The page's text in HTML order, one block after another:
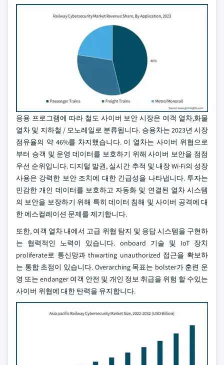
응용 프로그램에 따라 철도 사이버 보안 시장은 여객 열차,화물
열차 및 지하철 / 모노레일로 분류됩니다. 승용차는 2023년 시장
점유율의 약 46%를 차지했습니다. 이 열차는 사이버 위협으로
부터 승객 및 운영 데이터를 보호하기 위해 사이버 보안을 점점
우선 순위입니다. 디지털 발권, 실시간 추적 및 내장 Wi-Fi의 성장
사용은 강력한 보안 조치에 대한 긴급성을 나타냅니다. 투자는
민감한 개인 데이터를 보호하고 자동화 및 연결된 열차 시스템
의 보안을 보장하기 위해 특히 데이터 침해 및 사이버 공격에 대
한 에스컬레이션 문제를 제기합니다.
또한, 여객 열차 내에서 고급 위협 탐지 및 응답 시스템을 구현하
는 협력적인 노력이 있습니다. onboard 기술 및 IoT 장치
proliferate로 통신망과 thwarting unauthorized 접근을 확보하
는 통합 초점이 있습니다. Overarching 목표는 bolster가 훈련 운
영 또는 endanger 여객 안전 및 개인 정보 취급을 위험 할 수있는
사이버 위협에 대한 탄력을 유지합니다.